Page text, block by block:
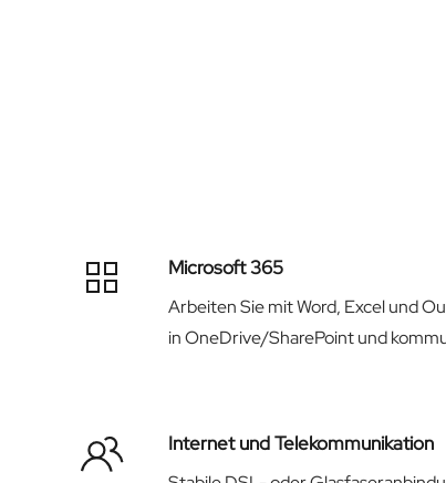
Microsoft 365
Arbeiten Sie mit Word, Excel und
in OneDrive/SharePoint und
Internet und Telekommunikation